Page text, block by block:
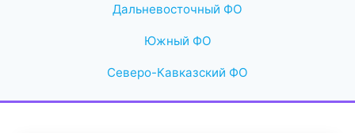
Дальневосточный ФО
Южный ФО
Северо-Кавказский ФО